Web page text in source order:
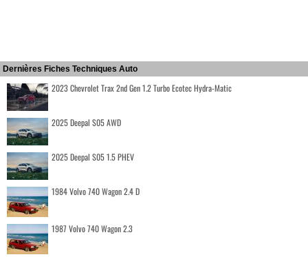
Dernières Fiches Techniques Auto
2023 Chevrolet Trax 2nd Gen 1.2 Turbo Ecotec Hydra-Matic
2025 Deepal S05 AWD
2025 Deepal S05 1.5 PHEV
1984 Volvo 740 Wagon 2.4 D
1987 Volvo 740 Wagon 2.3